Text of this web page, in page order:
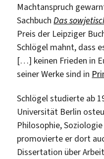
Machtanspruch
SachbuchDas
Preis der Leipziger
Schlögel mahnt, dass
[…] keinen Frieden in
seiner Werke sind in
Schlögel studierte ab
Universität Berlin
Philosophie,
promovierte er dort
Dissertation über